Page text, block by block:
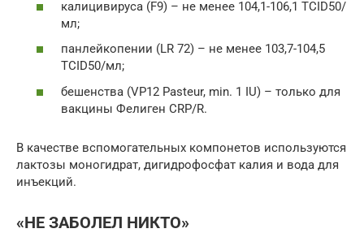
калицивируса (F9) – не менее 104,1-106,1 TCID50/
мл;
панлейкопении (LR 72) – не менее 103,7-104,5
TCID50/мл;
бешенства (VP12 Pasteur, min. 1 IU) – только для
вакцины Фелиген CRP/R.
В качестве вспомогательных компонетов используются
лактозы моногидрат, дигидрофосфат калия и вода для
инъекций.
«НЕ ЗАБОЛЕЛ НИКТО»